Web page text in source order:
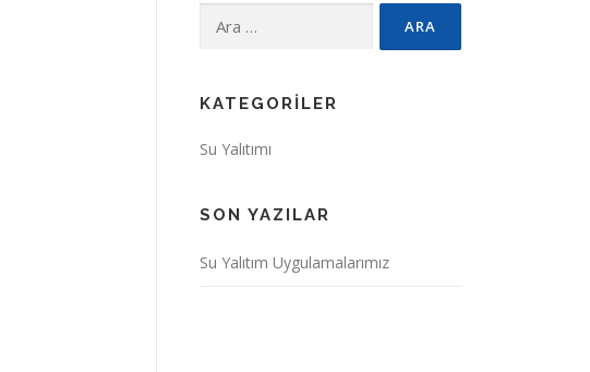
KATEGORILER
Su Yalıtımı
SON YAZILAR
Su Yalıtım Uygulamalarımız